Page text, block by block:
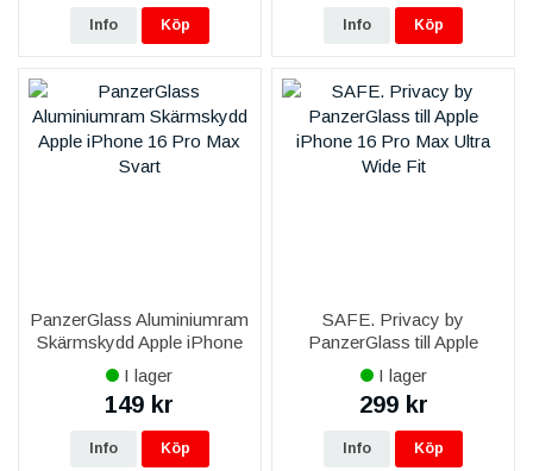
Info Köp Info Köp
PanzerGlass Aluminiumram
Skärmskydd Apple iPhone
16 Pro Max
I lager
149 kr
Info Köp
SAFE. Privacy by
PanzerGlass till Apple
iPhone 16 Pro Max - Ultra
Wide Fit
I lager
299 kr
Info Köp